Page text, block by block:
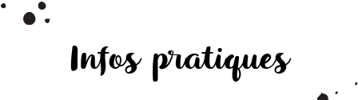
Infos pratiques